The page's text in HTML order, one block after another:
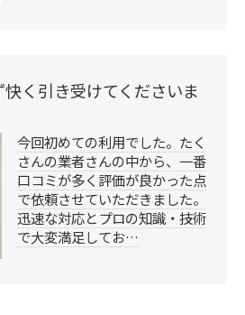
く引き受けてくださいま
今回初めての利用でした。たく
さんの業者さんの中から、一番
口コミが多く評価が良かった点
で依頼させていただきました。
迅速な対応とプロの知識・技術
で大変満足してお…